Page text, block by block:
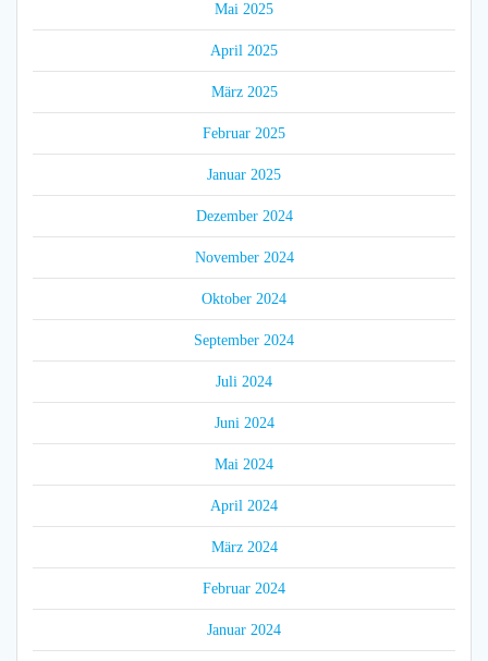
Mai 2025
April 2025
März 2025
Februar 2025
Januar 2025
Dezember 2024
November 2024
Oktober 2024
September 2024
Juli 2024
Juni 2024
Mai 2024
April 2024
März 2024
Februar 2024
Januar 2024